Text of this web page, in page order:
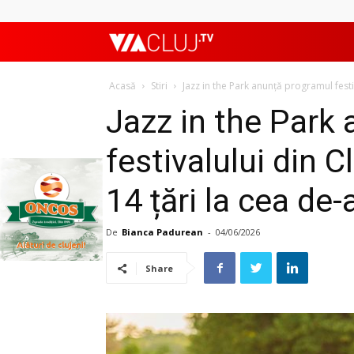
ViaClujTV
Acasă Stiri Jazz in the Park anunță programul
Jazz in the Park
festivalului din
14 țări la cea
De Bianca Padurean - 04/06/2026
Share